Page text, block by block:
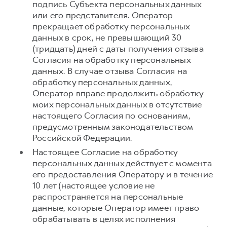
подпись Субъекта персональных данных
или его представителя. Оператор
прекращает обработку персональных
данных в срок, не превышающий 30
(тридцать) дней с даты получения отзыва
Согласия на обработку персональных
данных. В случае отзыва Согласия на
обработку персональных данных,
Оператор вправе продолжить обработку
моих персональных данных в отсутствие
настоящего Согласия по основаниям,
предусмотренным законодательством
Российской Федерации.
Настоящее Согласие на обработку
персональных данных действует с момента
его предоставления Оператору и в течение
10 лет (настоящее условие не
распространяется на персональные
данные, которые Оператор имеет право
обрабатывать в целях исполнения